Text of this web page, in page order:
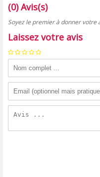
(0) Avis(s)
Soyez le premier à donner votre
Laissez votre avis